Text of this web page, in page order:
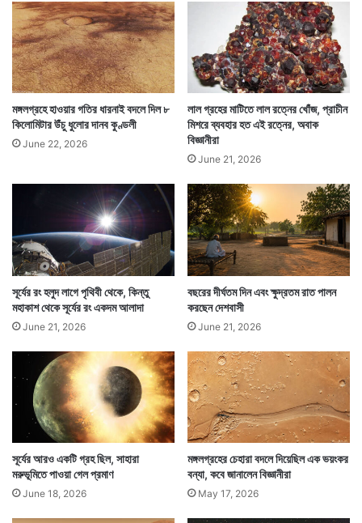
এতে ভারতের বিশেষ করে কি লাভ হতে পারে? ভারতীয় বিজ্ঞানীদের
এই অজানাকে জানা ও সে সম্বন্ধে তথ্য হাতে পাওয়া আগামী দিনে
এছাড়া অনেক সময় যে মহাকাশের আবহাওয়ার কারণে কৃত্রিম
উপগ্রহগুলি সমস্যার মুখে পড়ে সে সম্বন্ধেও আগাম খবর মিলবে।
পি
ভি
আ
র
মঙ্গলগ্রহে হাওয়ার গতির ধারনাই বদলে দিল ৮
কিলোমিটার উঁচু ধুলোর দানব কুণ্ডলী
June 22, 2026
লাল গ্রহের মাটিতে লাল রত্নের খোঁজ, প্রাচীন
মিশরে ব্যবহার হত এই রত্নের, অবাক
বিজ্ঞানীরা
June 21, 2026
সূর্যের রং হলুদ লাগে পৃথিবী থেকে, কিন্তু
মহাকাশ থেকে সূর্যের রং একদম আলাদা
June 21, 2026
বছরের দীর্ঘতম দিন এবং ক্ষুদ্রতম রাত পালন
করছেন দেশবাসী
June 21, 2026
সূর্যের আরও একটি গ্রহ ছিল, সাহারা
মরুভূমিতে পাওয়া গেল প্রমাণ
June 18, 2026
মঙ্গলগ্রহের চেহারা বদলে দিয়েছিল এক ভয়ংকর
বন্যা, কবে জানালেন বিজ্ঞানীরা
May 17, 2026